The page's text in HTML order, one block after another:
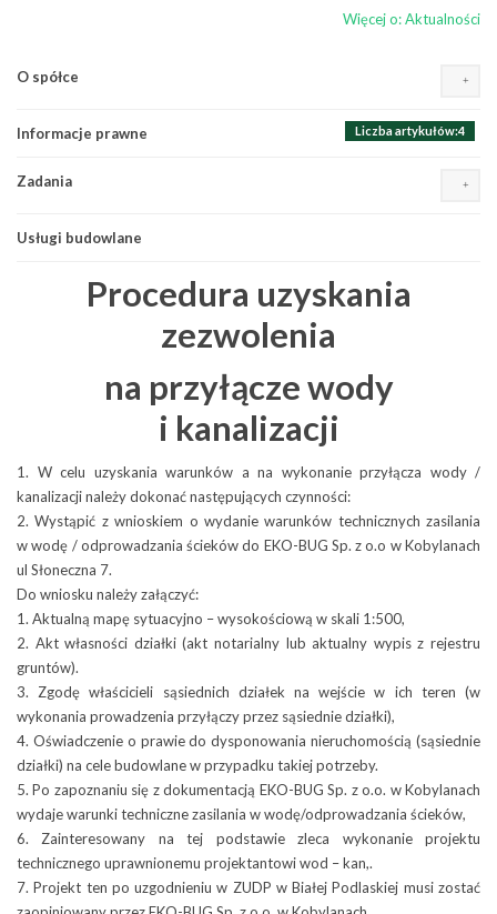
Więcej o: Aktualności
Wydarzenia, osiągnięcia, inicjatywy
Plany i zamierzenia Liczba artykułów:1
Komunikaty, awarie i wyłączenia
https://burze.dzis.net/?page=mapa
Więcej o: Ostrzeżenia pogodowe
BIEŻĄCA OCENA JAKOŚCI WODY Liczba artykułów:8
O spółce
Działalność
własność Gminy Terespol
poprzez prowadzenie
działalności usługowej na
tych, którzy chcieliby bliżej
poznać specyfikę i zakres
naszej działalności zapraszamy do śledzenia zawartości tego
działu.
Więcej o: Działalność
Inwestycje i projekty Liczba artykułów:3
Zasoby
Obsługa klientów
EKO-BUG Spółka z o.o.
Kobylany, ul. Słoneczna 7
21-540 Małaszewicze
tel.: (83) 375 15 39
fax.: (83) 375 15 35
Oferta
Witamy w dziale ofertowym
naszego Zakładu. Zachęcamy
z zakresem oferowanych przez
nas usług, które podzielone
zostały na usługi dedykowane
przedsiębiorstwom
i odbiorcom prywatnym.
Zapraszamy do współpracy!
Więcej o: Oferta
Dla podmiotów gospodarczych
Identyfikacja wizualna
Informacje prawne Liczba artykułów:4
Zadania
Woda i ścieki
Zapraszamy do działu poświęconego gospodarce wodnej
i ściekowej. Poznaj pełen zakres naszych działań związanych
z wodą i ściekami. Przekonaj się, że jesteśmy firmą służącą swoim
mieszkańcom nie tylko świadcząc usługi komunalne.
Więcej o: Woda i ścieki
Dostarczanie wody
Wodociągi
Obecnie wodociąg komunalny ma 102 km długości, a łączna
długość przyłączy wynosi 44 km.
Wodę do sieci dostarcza gminne ujęcie wody w Koroszczynie
o wydajności 4 800 m na dobę. Dwa odwierty czerpią
z głębokości 340 m wodę o znakomitych parametrach
jakościowych (jest to woda jurajska,a więc o wieku ponad 50
Sprzątanie i odpady
Usługi budowlane
Procedura uzyskania
zezwolenia
na przyłącze wody
i kanalizacji
1. W celu uzyskania warunków a na wykonanie przyłącza wody /
kanalizacji należy dokonać następujących czynności:
2. Wystąpić z wnioskiem o wydanie warunków technicznych zasilania
w wodę / odprowadzania ścieków do EKO-BUG Sp. z o.o w Kobylanach
ul Słoneczna 7.
Do wniosku należy załączyć:
1. Aktualną mapę sytuacyjno – wysokościową w skali 1:500,
2. Akt własności działki (akt notarialny lub aktualny wypis z rejestru
gruntów).
3. Zgodę właścicieli sąsiednich działek na wejście w ich teren (w
wykonania prowadzenia przyłączy przez sąsiednie działki),
4. Oświadczenie o prawie do dysponowania nieruchomością (sąsiednie
działki) na cele budowlane w przypadku takiej potrzeby.
5. Po zapoznaniu się z dokumentacją EKO-BUG Sp. z o.o. w Kobylanach
wydaje warunki techniczne zasilania w wodę/odprowadzania ścieków,
6. Zainteresowany na tej podstawie zleca wykonanie projektu
technicznego uprawnionemu projektantowi wod – kan,.
7. Projekt ten po uzgodnieniu w ZUDP w Białej Podlaskiej musi zostać